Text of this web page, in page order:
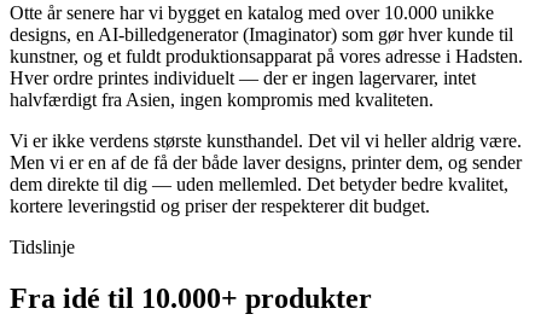
Otte år senere har vi bygget en katalog med over 10.000 unikke
designs, en AI-billedgenerator (Imaginator) som gør hver kunde til
kunstner, og et fuldt produktionsapparat på vores adresse i Hadsten.
Hver ordre printes individuelt — der er ingen lagervarer, intet
halvfærdigt fra Asien, ingen kompromis med kvaliteten.
Vi er ikke verdens største kunsthandel. Det vil vi heller aldrig være.
Men vi er en af de få der både laver designs, printer dem, og sender
dem direkte til dig — uden mellemled. Det betyder bedre kvalitet,
kortere leveringstid og priser der respekterer dit budget.
Tidslinje
Fra idé til 10.000+ produkter